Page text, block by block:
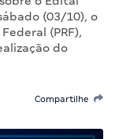
(03/10), o
(PRF),
do
Compartilhe